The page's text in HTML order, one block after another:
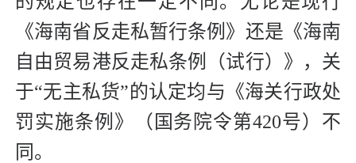
《海南省反走私暂行条例》还是《海南
自由贸易港反走私条例（试行）》，关
于“无主私货”的认定均与《海关行政处
罚实施条例》（国务院令第420号）不
同。